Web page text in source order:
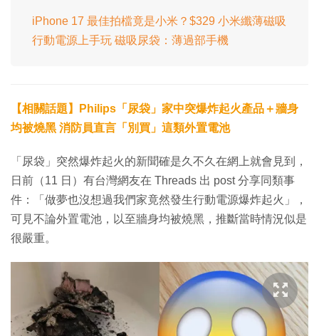
iPhone 17 最佳拍檔竟是小米？$329 小米纖薄磁吸
行動電源上手玩 磁吸尿袋：薄過部手機
【相關話題】Philips「尿袋」家中突爆炸起火產品＋牆身
均被燒黑 消防員直言「別買」這類外置電池
「尿袋」突然爆炸起火的新聞確是久不久在網上就會見到，
日前（11 日）有台灣網友在 Threads 出 post 分享同類事
件：「做夢也沒想過我們家竟然發生行動電源爆炸起火」，
可見不論外置電池，以至牆身均被燒黑，推斷當時情況似是
很嚴重。